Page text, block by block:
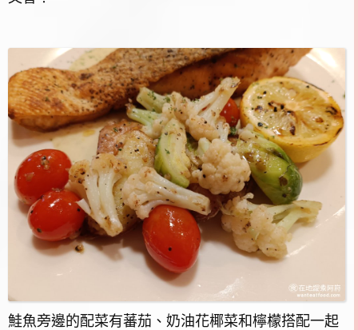
鮭魚旁邊的配菜有蕃茄、奶油花椰菜和檸檬搭配一起